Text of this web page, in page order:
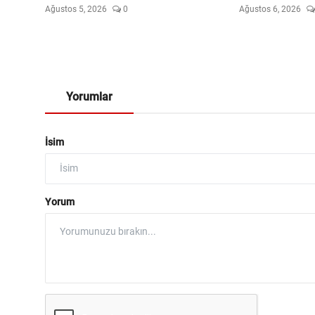
Ağustos 5, 2026 0 Ağustos 6, 2026
Yorumlar
İsim
Yorum